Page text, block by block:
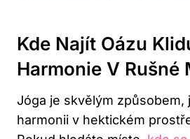
Kde Najít Oázu
Harmonie V Rušné
Jóga je skvělým způsobem,
harmonii v hektickém